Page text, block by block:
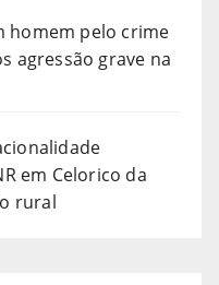
homem pelo crime
agressão grave na
em Celorico da
rural